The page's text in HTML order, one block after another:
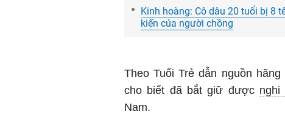
Kinh hoàng: Cô dâu 20 tuổi bị 8
kiến của người chồng
Theo Tuổi Trẻ dẫn nguồn
cho biết đã bắt giữ được nghi
Nam.